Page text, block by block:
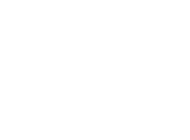
blijft eisen: Levert
zelfs mishandeld. Zo
Hij voer uit: `Luiaards
Daarom zeggen jullie:
En nu vooruit, aan het